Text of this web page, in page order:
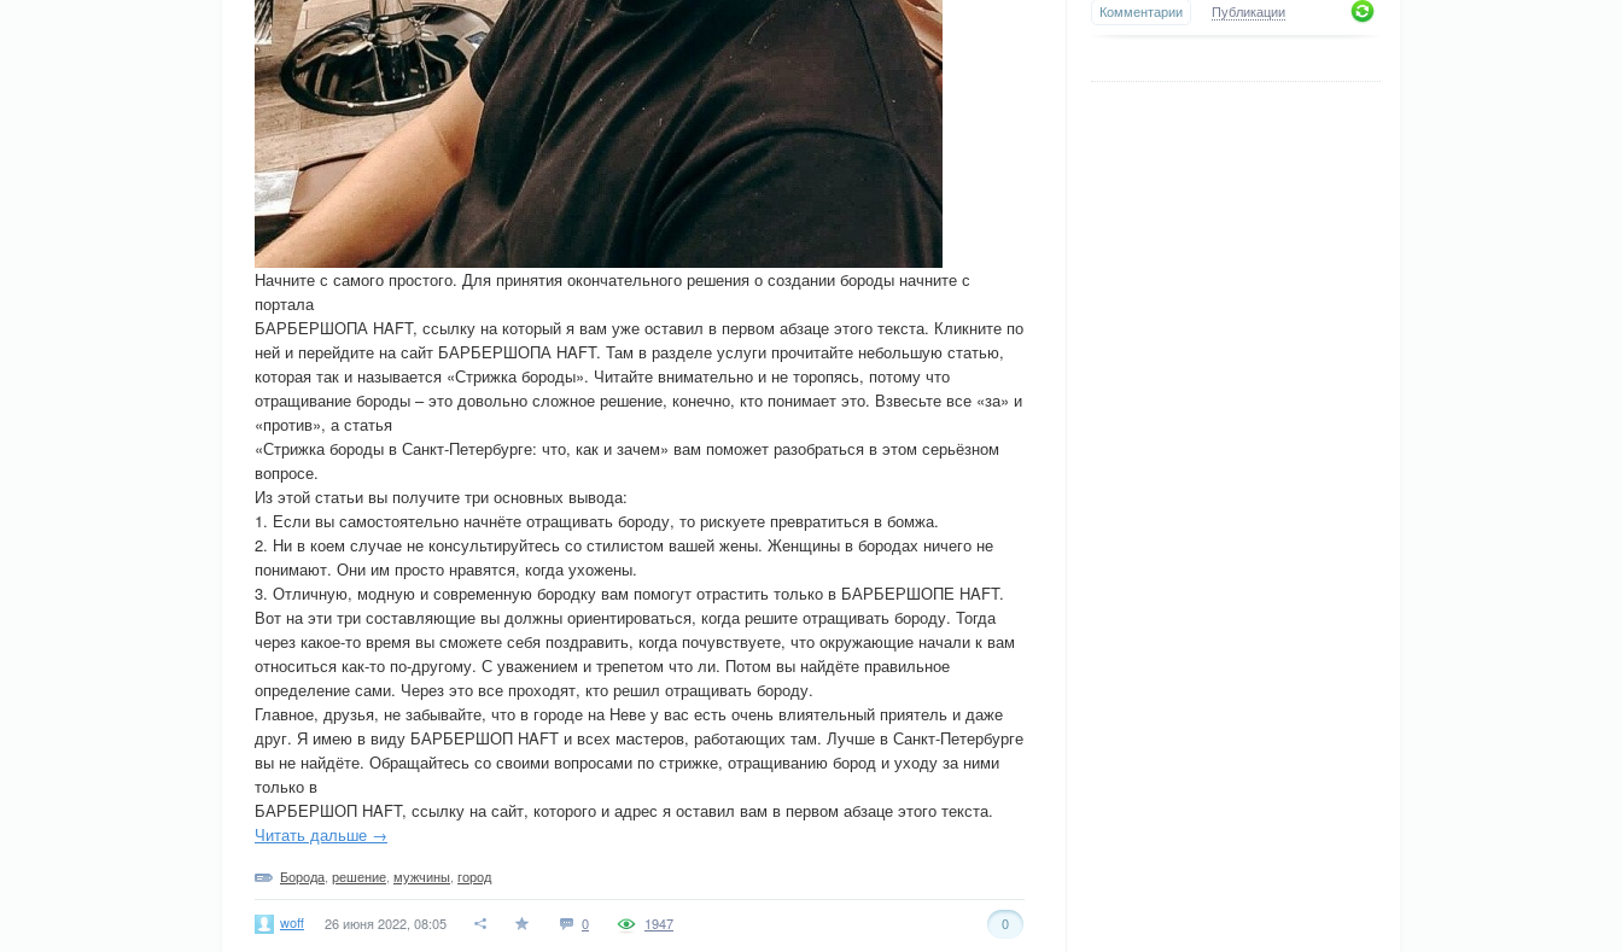
Комментарии Публикации
Начните с самого простого. Для принятия окончательного решения о создании бороды начните с
портала
БАРБЕРШОПА HAFT, ссылку на который я вам уже оставил в первом абзаце этого текста. Кликните по
ней и перейдите на сайт БАРБЕРШОПА HAFT. Там в разделе услуги прочитайте небольшую статью,
которая так и называется «Стрижка бороды». Читайте внимательно и не торопясь, потому что
отращивание бороды – это довольно сложное решение, конечно, кто понимает это. Взвесьте все «за» и
«против», а статья
«Стрижка бороды в Санкт-Петербурге: что, как и зачем» вам поможет разобраться в этом серьёзном
вопросе.
Из этой статьи вы получите три основных вывода:
1. Если вы самостоятельно начнёте отращивать бороду, то рискуете превратиться в бомжа.
2. Ни в коем случае не консультируйтесь со стилистом вашей жены. Женщины в бородах ничего не
понимают. Они им просто нравятся, когда ухожены.
3. Отличную, модную и современную бородку вам помогут отрастить только в БАРБЕРШОПЕ HAFT.
Вот на эти три составляющие вы должны ориентироваться, когда решите отращивать бороду. Тогда
через какое-то время вы сможете себя поздравить, когда почувствуете, что окружающие начали к вам
относиться как-то по-другому. С уважением и трепетом что ли. Потом вы найдёте правильное
определение сами. Через это все проходят, кто решил отращивать бороду.
Главное, друзья, не забывайте, что в городе на Неве у вас есть очень влиятельный приятель и даже
друг. Я имею в виду БАРБЕРШОП HAFT и всех мастеров, работающих там. Лучше в Санкт-Петербурге
вы не найдёте. Обращайтесь со своими вопросами по стрижке, отращиванию бород и уходу за ними
только в
БАРБЕРШОП HAFT, ссылку на сайт, которого и адрес я оставил вам в первом абзаце этого текста.
Читать дальше →
Борода решение мужчины город
woff 26 июня 2022, 08:05 0 0
1947